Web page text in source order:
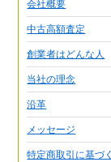
会社概要
中古高額査定
創業者はどんな人
当社の理念
沿革
メッセージ
特定商取引に基づ